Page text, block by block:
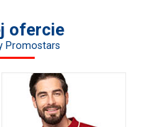
ofercie
Promostars